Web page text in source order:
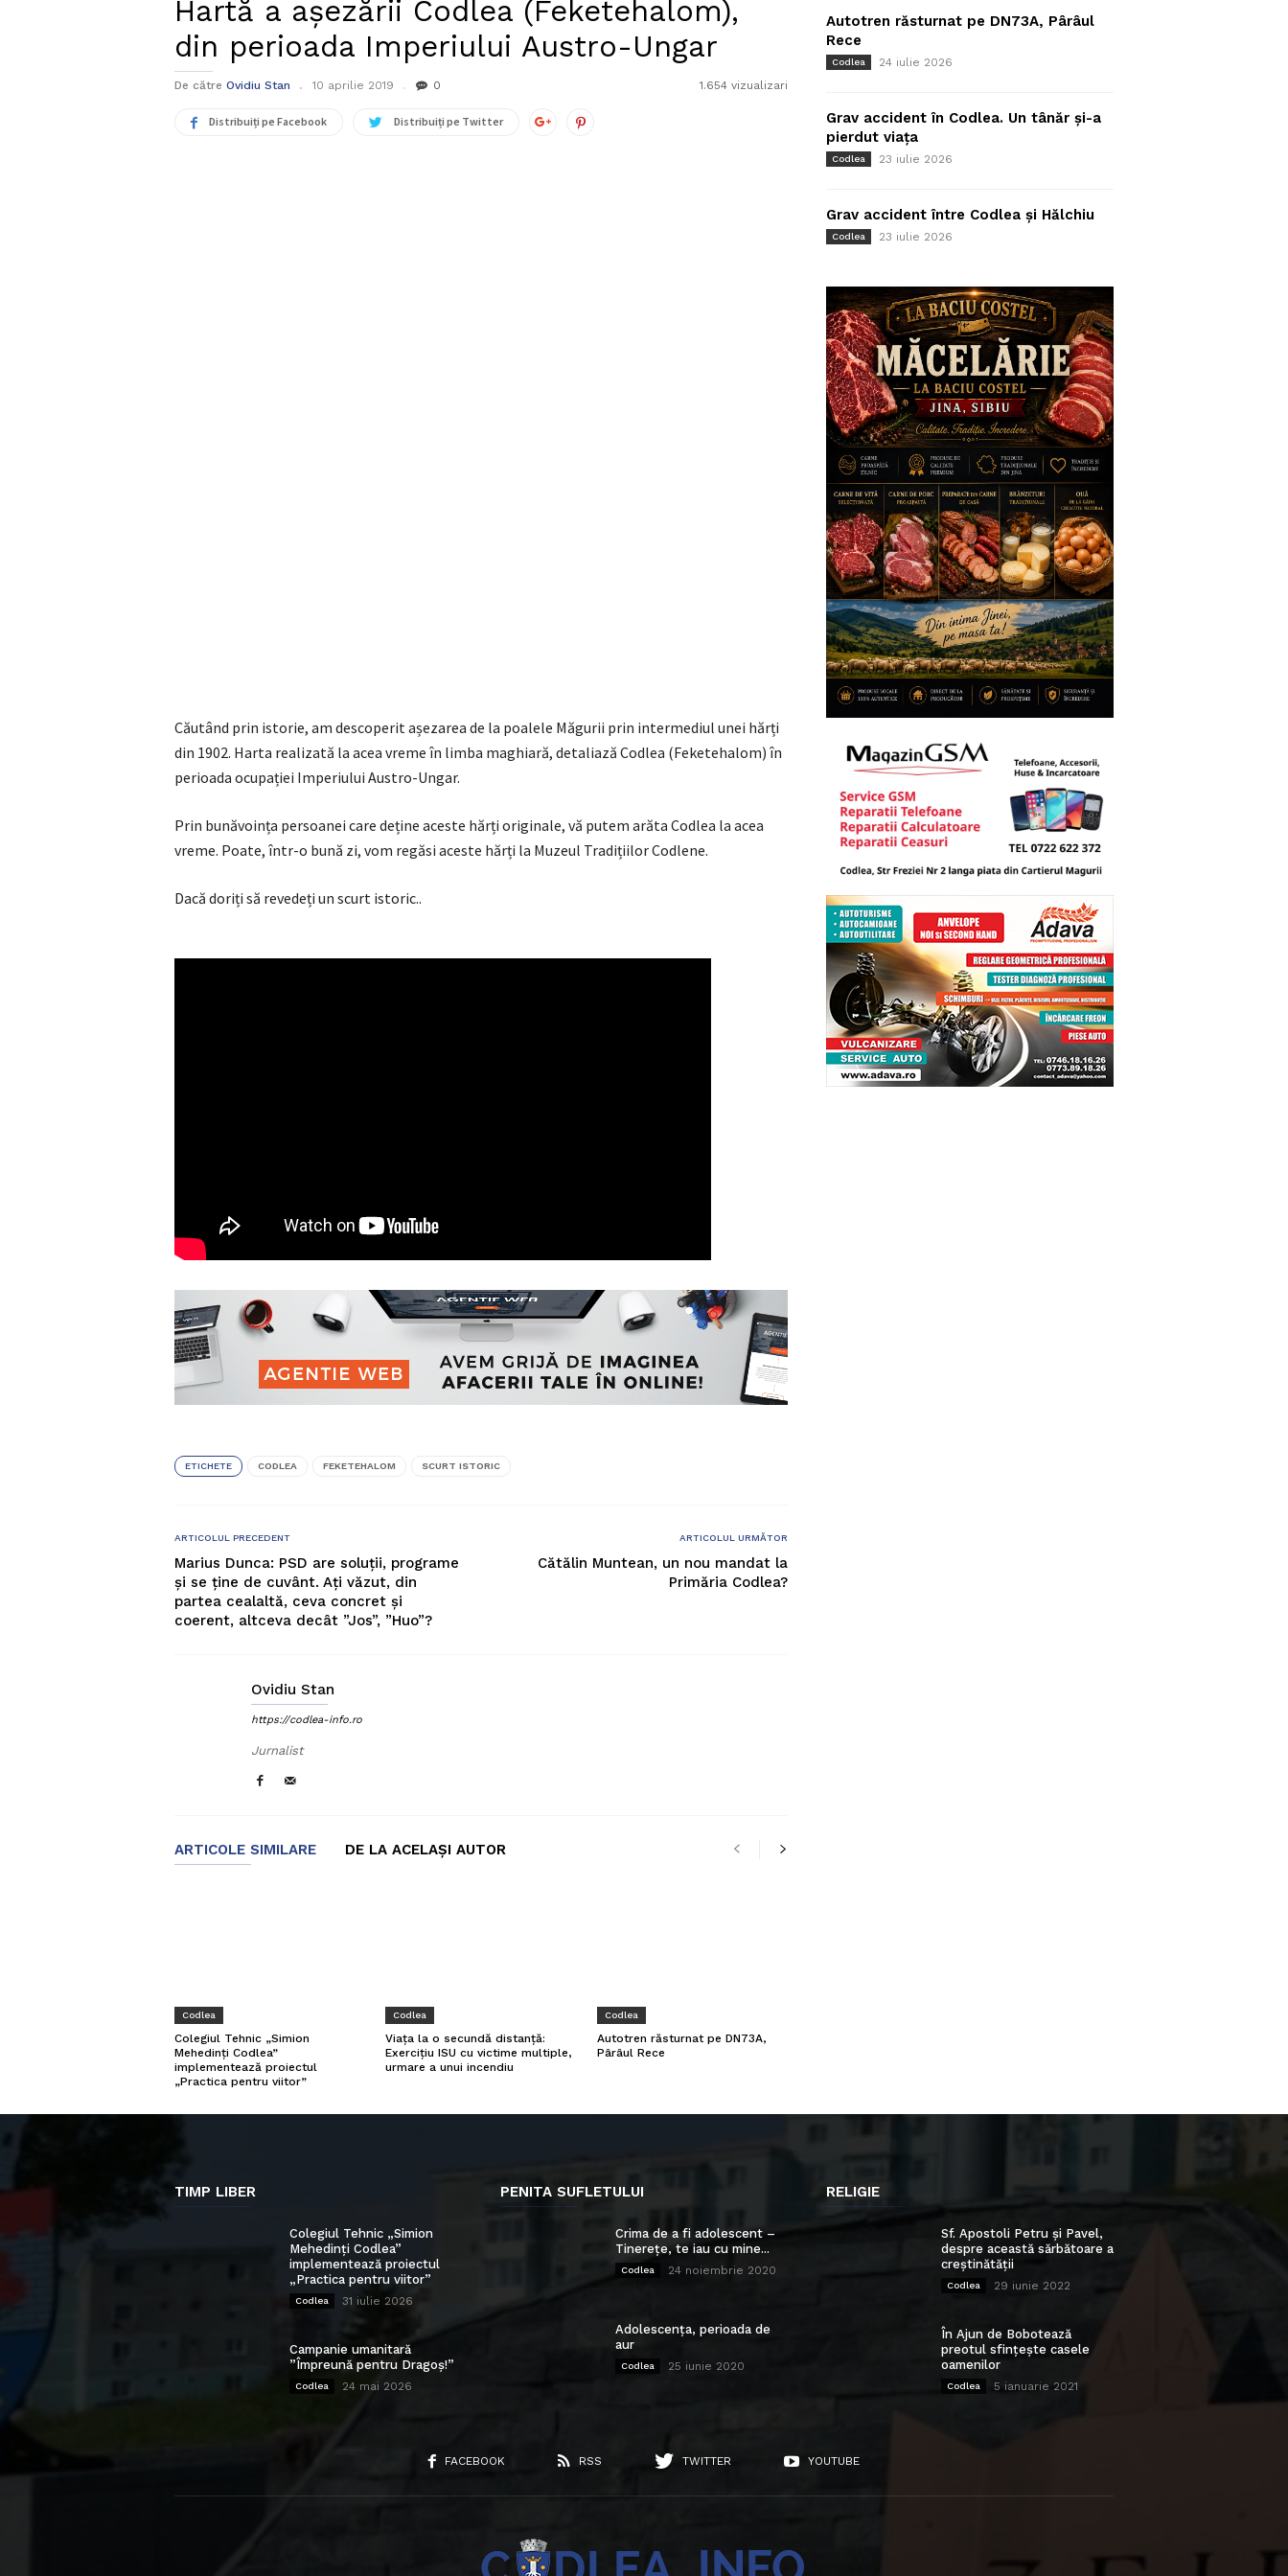
Hartă a așezării Codlea (Feketehalom),
din perioada Imperiului Austro-Ungar
De către Ovidiu Stan 10 aprilie 2019 0 1.654 vizualizari
Distribuiți pe Facebook Distribuiți pe Twitter
Căutând prin istorie, am descoperit așezarea de la poalele Măgurii prin intermediul unei hărți
din 1902. Harta realizată la acea vreme în limba maghiară, detaliază Codlea (Feketehalom) în
perioada ocupației Imperiului Austro-Ungar.
Prin bunăvoința persoanei care deține aceste hărți originale, vă putem arăta Codlea la acea
vreme. Poate, într-o bună zi, vom regăsi aceste hărți la Muzeul Tradițiilor Codlene.
Dacă doriți să revedeți un scurt istoric..
ETICHETE CODLEA FEKETEHALOM SCURT ISTORIC
ARTICOLUL PRECEDENT
Marius Dunca: PSD are soluții, programe
și se ține de cuvânt. Ați văzut, din
partea cealaltă, ceva concret și
coerent, altceva decât ”Jos”, ”Huo”?
ARTICOLUL URMĂTOR
Cătălin Muntean, un nou mandat la
Primăria Codlea?
Ovidiu Stan
https://codlea-info.ro
Jurnalist
ARTICOLE SIMILARE DE LA ACELAȘI AUTOR
Codlea
Colegiul Tehnic „Simion
Mehedinți Codlea”
implementează proiectul
„Practica pentru viitor”
Codlea
Viața la o secundă distanță:
Exercițiu ISU cu victime multiple,
urmare a unui incendiu
Codlea
Autotren răsturnat pe DN73A,
Pârâul Rece
Autotren răsturnat pe DN73A, Pârâul
Rece
Codlea 24 iulie 2026
Grav accident în Codlea. Un tânăr și-a
pierdut viața
Codlea 23 iulie 2026
Grav accident între Codlea și Hălchiu
Codlea 23 iulie 2026
TIMP LIBER
Colegiul Tehnic „Simion
Mehedinți Codlea”
implementează proiectul
„Practica pentru viitor”
Codlea 31 iulie 2026
Campanie umanitară
”Împreună pentru Dragoș!”
Codlea 24 mai 2026
PENITA SUFLETULUI
Crima de a fi adolescent –
Tinerețe, te iau cu mine...
Codlea 24 noiembrie 2020
Adolescența, perioada de
aur
Codlea 25 iunie 2020
RELIGIE
Sf. Apostoli Petru și Pavel,
despre această sărbătoare a
creștinătății
Codlea 29 iunie 2022
În Ajun de Bobotează
preotul sfințește casele
oamenilor
Codlea 5 ianuarie 2021
FACEBOOK RSS TWITTER YOUTUBE